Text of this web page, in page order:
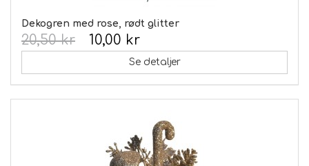
Dekogren med rose, rødt glitter
10,00 kr
20,50 kr
Se detaljer